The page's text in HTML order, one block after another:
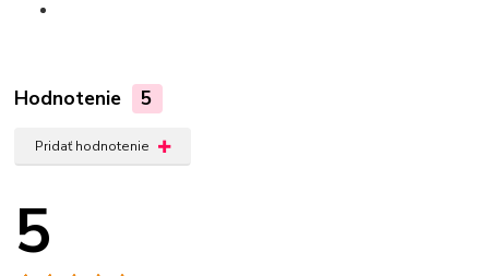
Hodnotenie 5
Pridať hodnotenie
5